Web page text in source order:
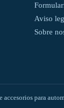
Aviso
Sobre
accesorios para